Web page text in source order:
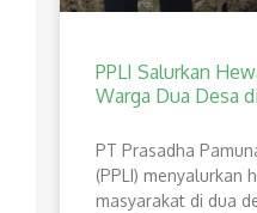
PPLI Salurkan
Warga Dua Desa
PT Prasadha
(PPLI) menyalurkan
masyarakat di dua